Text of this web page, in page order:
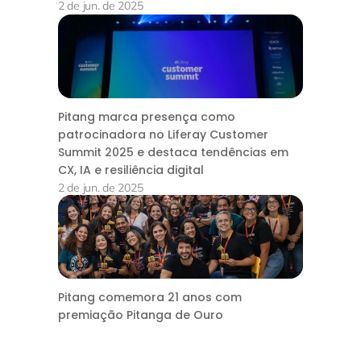
2 de jun. de 2025
Pitang marca presença como
patrocinadora no Liferay Customer
Summit 2025 e destaca tendências em
CX, IA e resiliência digital
2 de jun. de 2025
Pitang comemora 21 anos com
premiação Pitanga de Ouro